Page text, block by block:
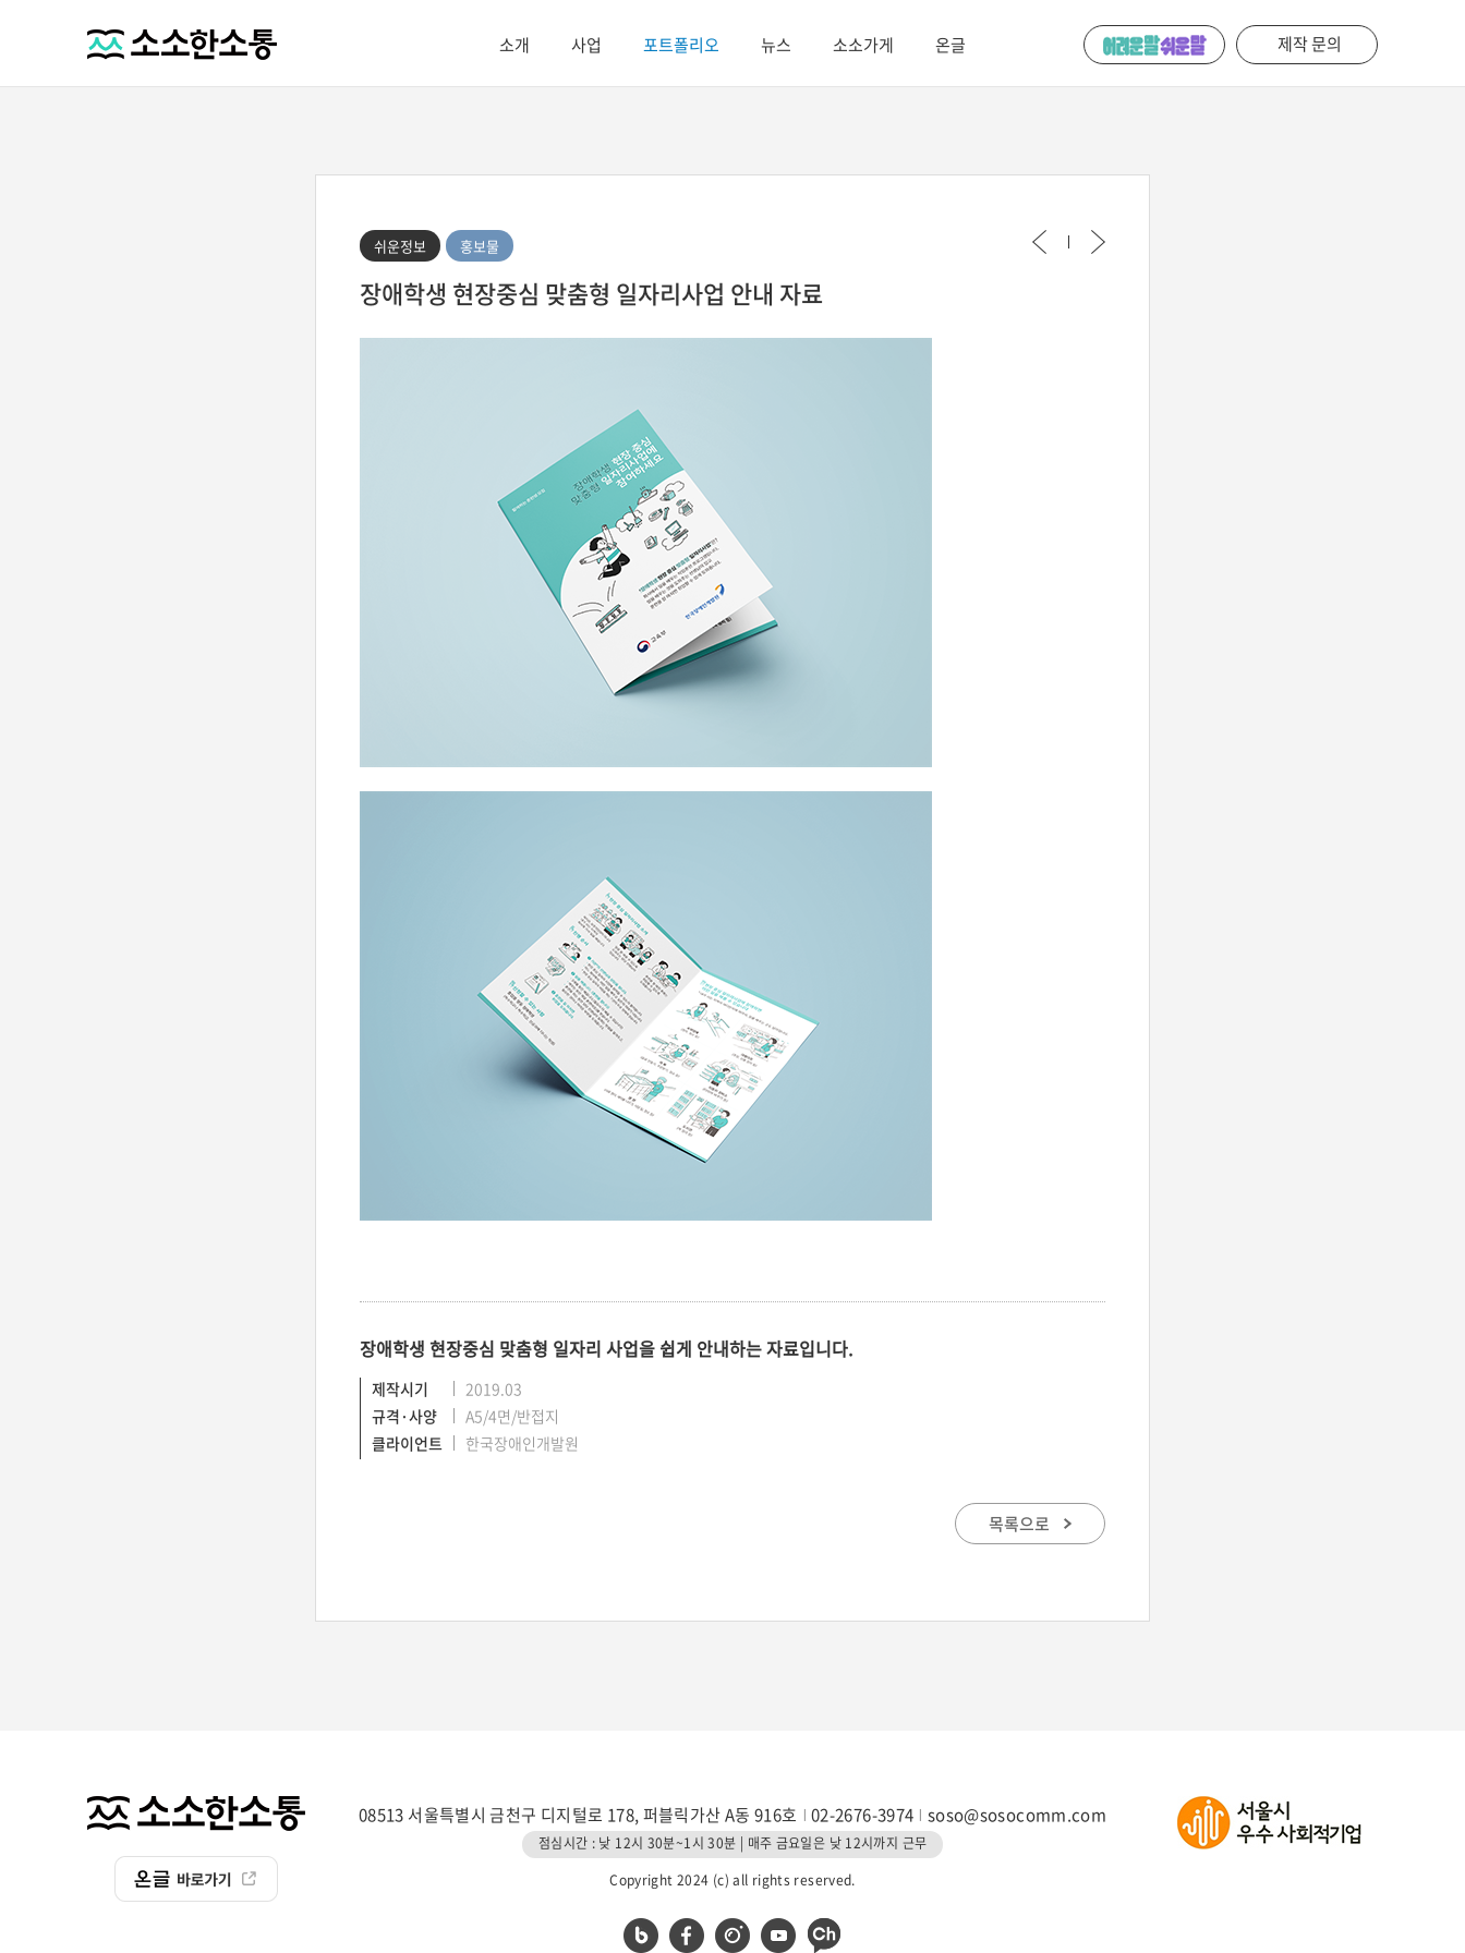
소개 사업 포트폴리오 뉴스 소소가게 온글 제작 문의
쉬운정보 홍보물
장애학생 현장중심 맞춤형 일자리사업 안내 자료
장애학생 현장중심 맞춤형 일자리 사업을 쉽게 안내하는 자료입니다.
제작시기
2019.03
규격·사양
A5/4면/반접지
클라이언트
한국장애인개발원
목록으로
08513 서울특별시 금천구 디지털로 178, 퍼블릭가산 A동 916호 02-2676-3974 soso@sosocomm.com
점심시간 : 낮 12시 30분~1시 30분 | 매주 금요일은 낮 12시까지 근무
Copyright 2024 (c) all rights reserved.